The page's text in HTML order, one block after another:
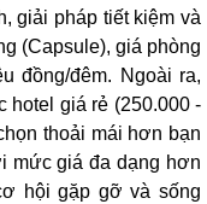
giải pháp tiết kiệm và
(Capsule), giá phòng
đồng/đêm. Ngoài ra,
hotel giá rẻ (250.000 -
thoải mái hơn bạn
mức giá đa dạng hơn
hội gặp gỡ và sống